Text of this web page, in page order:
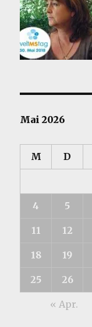
Mai 2026
M D
4 5
11 12
18 19
25 26
« Apr.